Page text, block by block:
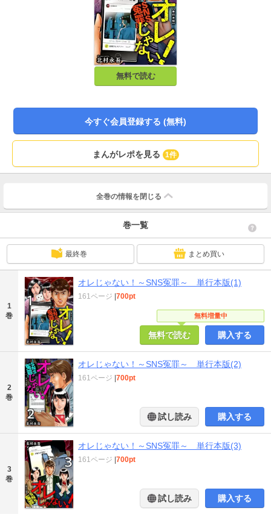
無料で読む
今すぐ会員登録する (無料)
まんがレポを見る 1件
全巻の情報を 閉じる
巻一覧
最終巻 まとめ買い
1
巻
オレじゃない！～SNS冤罪～ 単行本版(1)
無料増量中
161ページ |700pt
無料で読む 購入する
2
巻
オレじゃない！～SNS冤罪～ 単行本版(2)
161ページ |700pt
試し読み 購入する
3
巻
オレじゃない！～SNS冤罪～ 単行本版(3)
161ページ |700pt
試し読み 購入する